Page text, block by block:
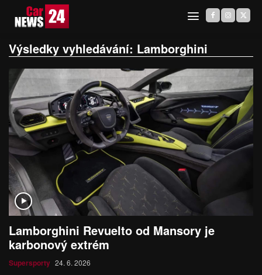
Výsledky vyhledávání: Lamborghini
Lamborghini Revuelto od Mansory je
karbonový extrém
Supersporty 24. 6. 2026